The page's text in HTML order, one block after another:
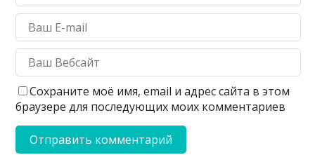
Сохраните моё имя, email и адрес сайта в этом
браузере для последующих моих комментариев